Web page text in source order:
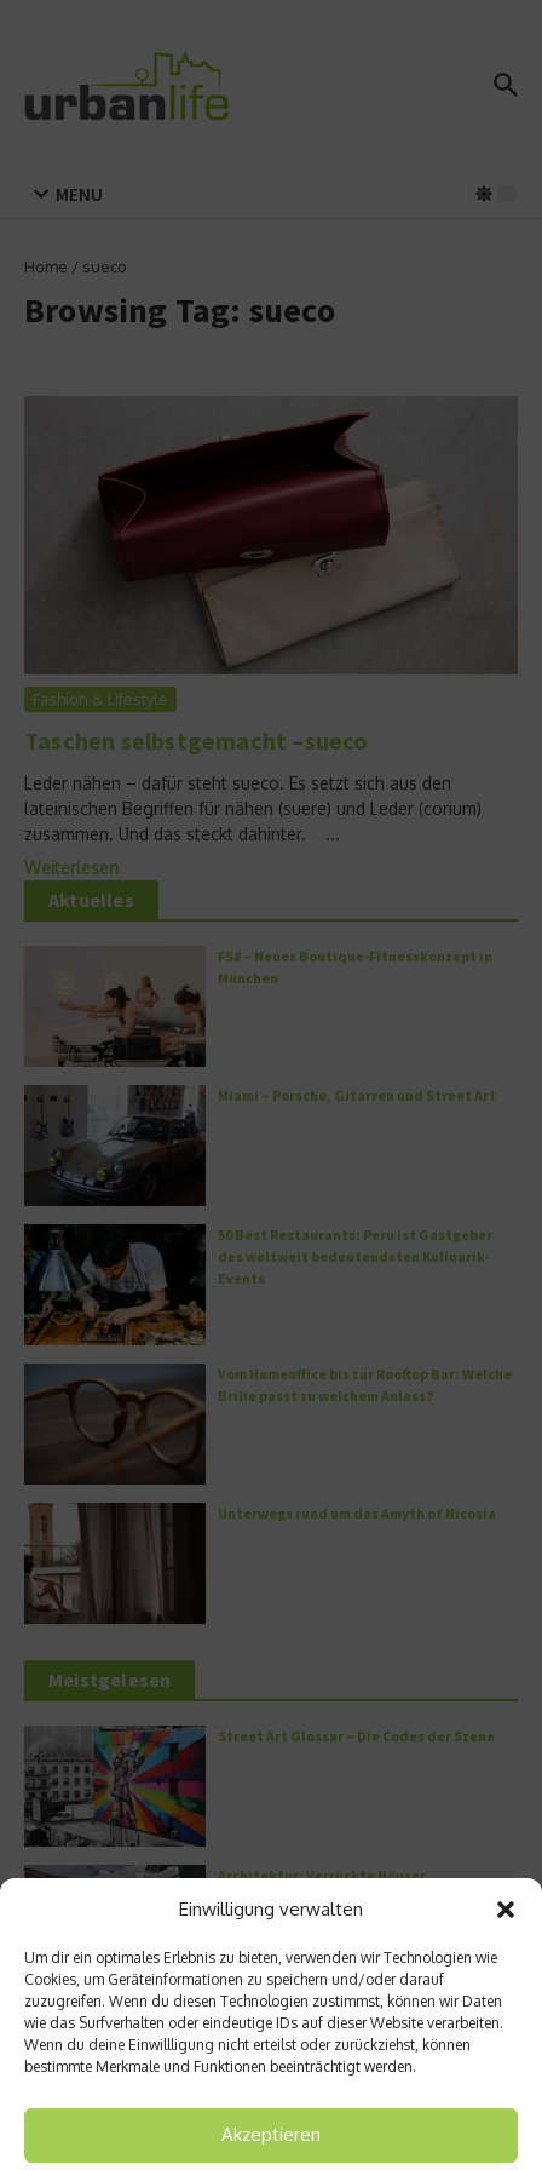
Einwilligung verwalten
Um dir ein optimales Erlebnis zu bieten, verwenden wir Technologien wie
Cookies, um Geräteinformationen zu speichern und/oder darauf
zuzugreifen. Wenn du diesen Technologien zustimmst, können wir Daten
wie das Surfverhalten oder eindeutige IDs auf dieser Website verarbeiten.
Wenn du deine Einwillligung nicht erteilst oder zurückziehst, können
bestimmte Merkmale und Funktionen beeinträchtigt werden.
Akzeptieren
MENU
Home / sueco
Browsing Tag: sueco
Fashion & Lifestyle
Taschen selbstgemacht –sueco
Leder nähen – dafür steht sueco. Es setzt sich aus den
lateinischen Begriffen für nähen (suere) und Leder (corium)
zusammen. Und das steckt dahinter. ...
Weiterlesen
Aktuelles
FS8 – Neues Boutique-Fitnesskonzept in
München
Miami – Porsche, Gitarren und Street Art
50 Best Restaurants: Peru ist Gastgeber
des weltweit bedeutendsten Kulinarik-
Events
Vom Homeoffice bis zur Rooftop Bar: Welche
Brille passt zu welchem Anlass?
Unterwegs rund um das Amyth of Nicosia
Meistgelesen
Street Art Glossar – Die Codes der Szene
Architektur: Verrückte Häuser
Kann man Hunde vegan ernähren?